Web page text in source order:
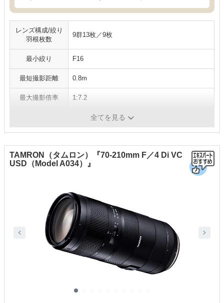
レンズ構成/絞り
羽根枚数
9群13枚／9枚
最小絞り F16
最短撮影距離 0.8m
最大撮影倍率 1:7.2
全てを見る
TAMRON（タムロン）『70-210mm F／4 Di VC
USD（Model A034）』